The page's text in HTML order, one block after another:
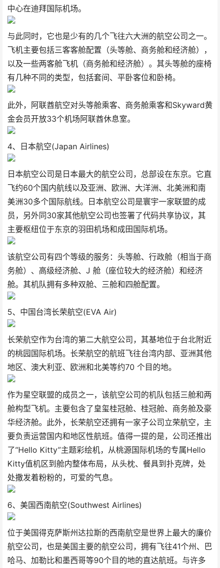
中心在迪拜国际机场。
与此同时，它也是少有的几个飞往六大洲的航空公司之一。
飞机主要包括三客客舱配置（头等舱、商务舱和经济舱），
以及一些两客舱飞机（商务舱和经济舱）。其头等舱的座椅
有几种不同的类型，包括套间、平卧客位和卧椅。
此外，阿联酋航空对头等舱乘客、商务舱乘客和Skyward黄
金会员开放33个机场阿联酋休息室。
4、日本航空(Japan Airlines)
日本航空公司是日本最大的航空公司，总部设在东京。它直
飞约60个国内航线以及亚洲、欧洲、大洋洲、北美洲和南
美洲30多个国际航线。日本航空公司是寰宇一家联盟的成
员，另外同30家其他航空公司也签署了代码共享协议，其
主要枢纽位于东京的羽田机场和成田国际机场。
该航空公司有四个等级的服务：头等舱、行政舱（相当于商
务舱）、高级经济舱、J 舱（座位较大的经​​济舱）和经济
舱。其机队拥有多种双舱、三舱和四舱配置。
5、中国台湾长荣航空(EVA Air)
长荣航空作为台湾的第二大航空公司，其基地位于台北附近
的桃园国际机场。长荣航空的航班飞往台湾内部、亚洲其他
地区、澳大利亚、欧洲和北美等约70 个目的地。
作为星空联盟的成员之一，该航空公司的机队包括三舱和两
舱构型飞机。主要包含了皇玺桂冠舱、桂冠舱、商务舱及豪
华经济舱。此外，长荣航空还拥有一家子公司立荣航空，主
要负责运营国内和地区性航班。值得一提的是，公司还推出
了“Hello Kitty”主题彩绘机，从桃源国际机场的专属Hello
Kitty值机区到舱内整体布局，从头枕、餐具到扑克牌，处
处撒发着粉粉的，可爱的气息。
6、美国西南航空(Southwest Airlines)
位于美国得克萨斯州达拉斯的西南航空是世界上最大的廉价
航空公司，也是美国主要的航空公司，拥有飞往41个州、巴
哈马、加勒比和墨西哥等90个目的地的直达航班。与许多